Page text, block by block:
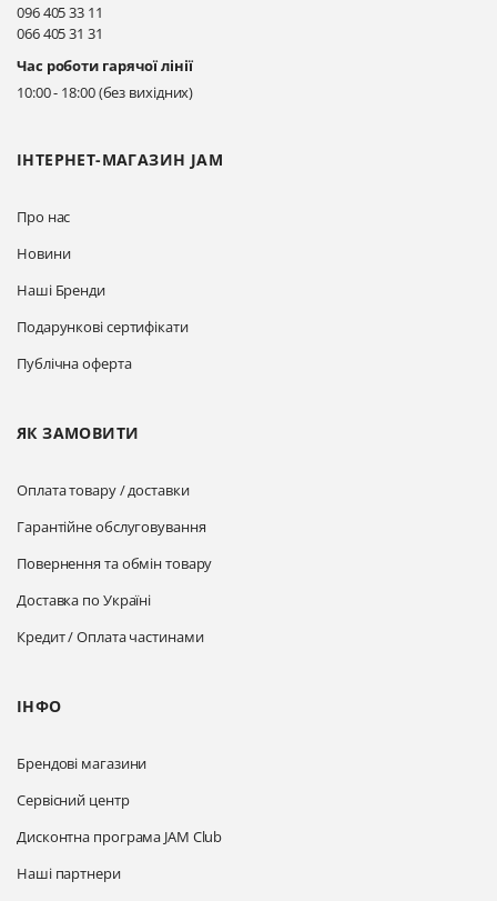
Київ, вул. Драгоманова 31-д
Прокласти маршрут
ІНТЕРНЕТ-МАГАЗИН JAM
Про нас
Новини
Наші Бренди
Подарункові сертифікати
Публічна оферта
ЯК ЗАМОВИТИ
Оплата товару / доставки
Гарантійне обслуговування
Повернення та обмін товару
Доставка по Україні
Кредит / Оплата частинами
ІНФО
Брендові магазини
Сервісний центр
Дисконтна програма JAM Club
Наші партнери
096 405 33 11
066 405 31 31
Час роботи гарячої лінії
10:00 - 18:00 (без вихідних)